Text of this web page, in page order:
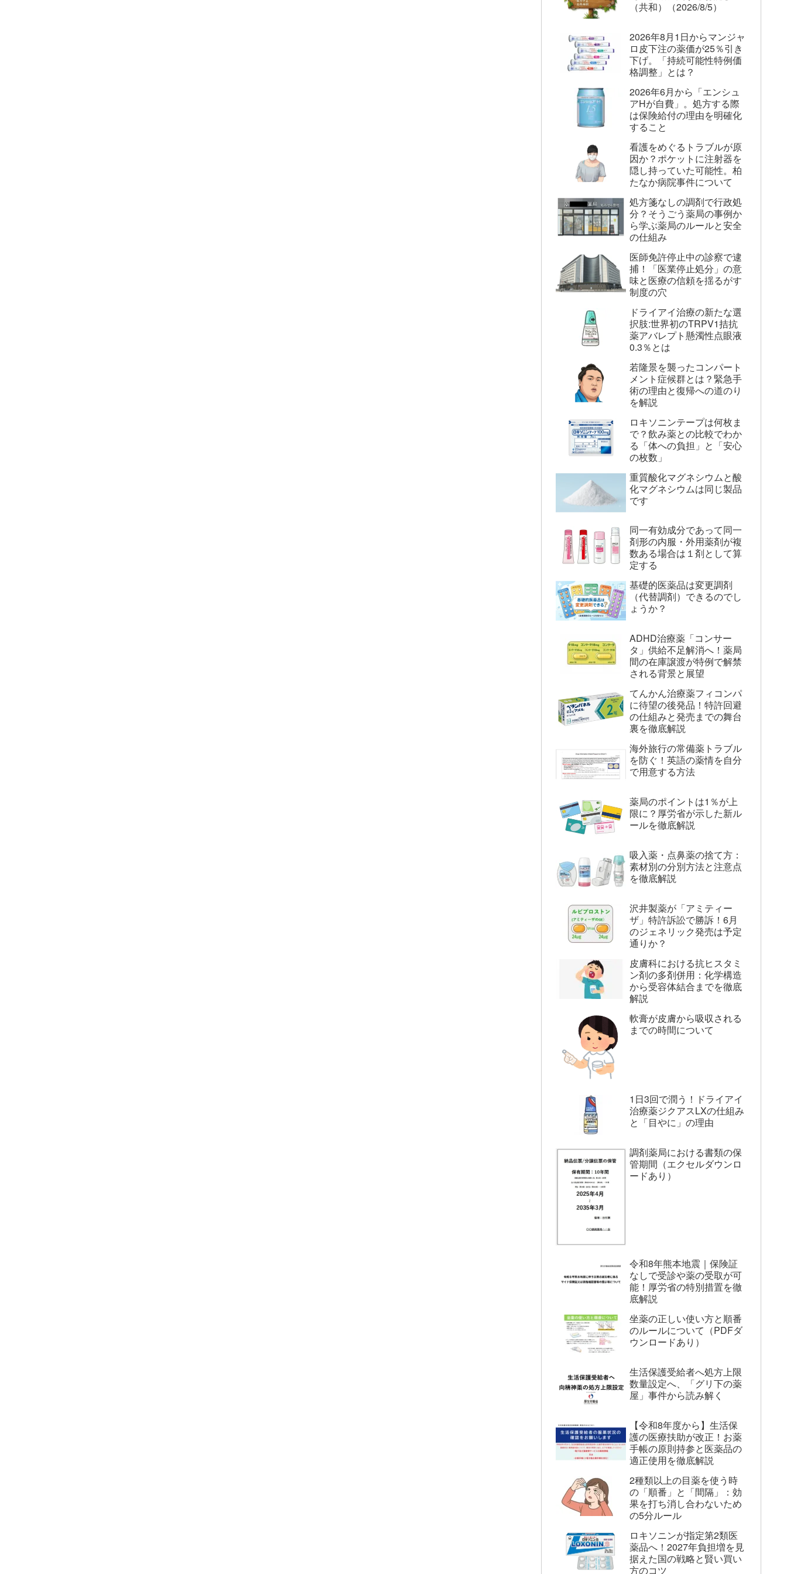
（共和）（2026/8/5）
2026年8月1日からマンジャ
ロ皮下注の薬価が25％引き
下げ。「持続可能性特例価
格調整」とは？
2026年6月から「エンシュ
アHが自費」。処方する際
は保険給付の理由を明確化
すること
看護をめぐるトラブルが原
因か？ポケットに注射器を
隠し持っていた可能性。柏
たなか病院事件について
処方箋なしの調剤で行政処
分？そうごう薬局の事例か
ら学ぶ薬局のルールと安全
の仕組み
医師免許停止中の診察で逮
捕！「医業停止処分」の意
味と医療の信頼を揺るがす
制度の穴
ドライアイ治療の新たな選
択肢:世界初のTRPV1拮抗
薬アバレプト懸濁性点眼液
0.3％とは
若隆景を襲ったコンパート
メント症候群とは？緊急手
術の理由と復帰への道のり
を解説
ロキソニンテープは何枚ま
で？飲み薬との比較でわか
る「体への負担」と「安心
の枚数」
重質酸化マグネシウムと酸
化マグネシウムは同じ製品
です
同一有効成分であって同一
剤形の内服・外用薬剤が複
数ある場合は１剤として算
定する
基礎的医薬品は変更調剤
（代替調剤）できるのでし
ょうか？
ADHD治療薬「コンサー
タ」供給不足解消へ！薬局
間の在庫譲渡が特例で解禁
される背景と展望
てんかん治療薬フィコンパ
に待望の後発品！特許回避
の仕組みと発売までの舞台
裏を徹底解説
海外旅行の常備薬トラブル
を防ぐ！英語の薬情を自分
で用意する方法
薬局のポイントは1％が上
限に？厚労省が示した新ル
ールを徹底解説
吸入薬・点鼻薬の捨て方：
素材別の分別方法と注意点
を徹底解説
沢井製薬が「アミティー
ザ」特許訴訟で勝訴！6月
のジェネリック発売は予定
通りか？
皮膚科における抗ヒスタミ
ン剤の多剤併用：化学構造
から受容体結合までを徹底
解説
軟膏が皮膚から吸収される
までの時間について
1日3回で潤う！ドライアイ
治療薬ジクアスLXの仕組み
と「目やに」の理由
調剤薬局における書類の保
管期間（エクセルダウンロ
ードあり）
令和8年熊本地震｜保険証
なしで受診や薬の受取が可
能！厚労省の特別措置を徹
底解説
坐薬の正しい使い方と順番
のルールについて（PDFダ
ウンロードあり）
生活保護受給者へ処方上限
数量設定へ、「グリ下の薬
屋」事件から読み解く
【令和8年度から】生活保
護の医療扶助が改正！お薬
手帳の原則持参と医薬品の
適正使用を徹底解説
2種類以上の目薬を使う時
の「順番」と「間隔」：効
果を打ち消し合わないため
の5分ルール
ロキソニンが指定第2類医
薬品へ！2027年負担増を見
据えた国の戦略と賢い買い
方のコツ